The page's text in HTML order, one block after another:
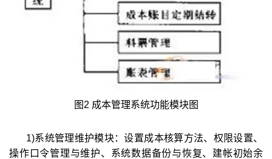
图2 成本管理系统功能模块图
1)系统管理维护模块：设置成本核算方法、权限设置、
操作口令管理与维护、系统数据备份与恢复、建帐初始余